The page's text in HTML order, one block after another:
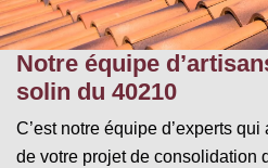
Notre équipe
solin du 40210
C’est notre équipe d’experts
de votre projet de consolidation